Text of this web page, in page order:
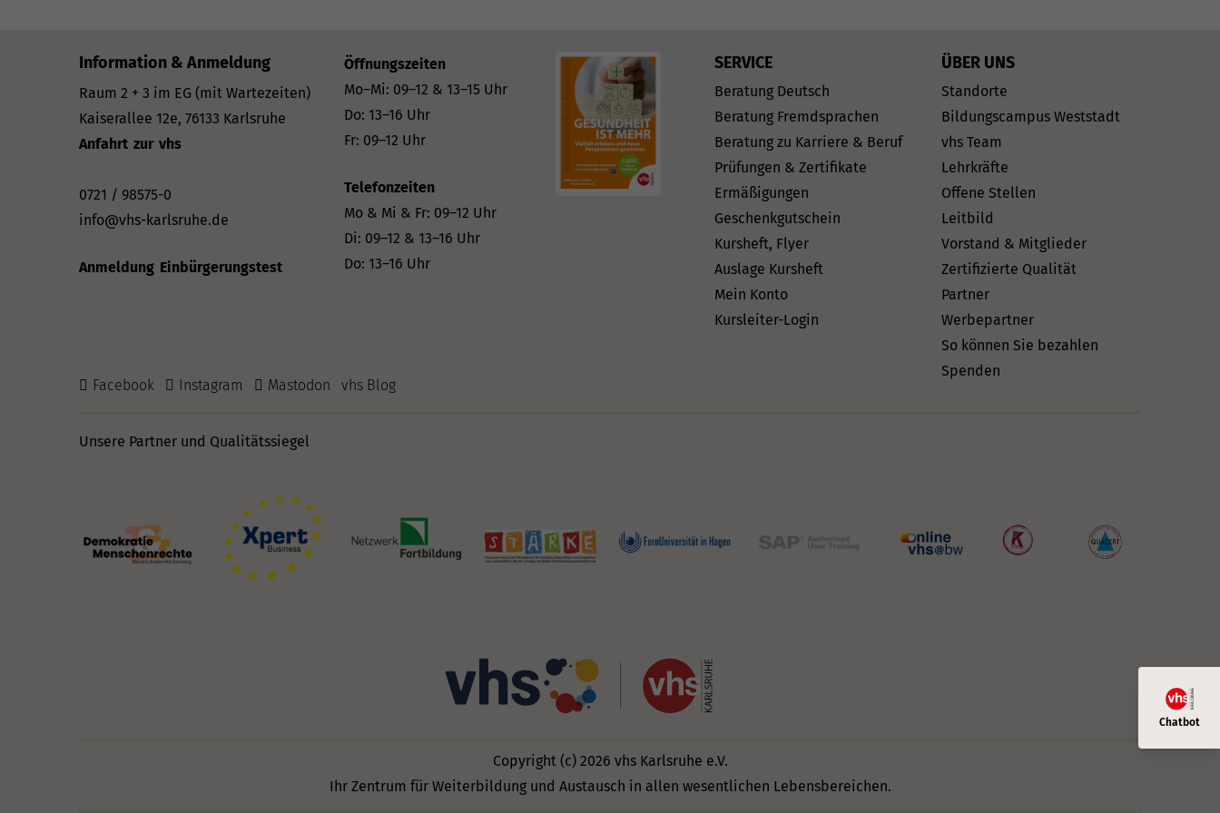
Information & Anmeldung
Raum 2 + 3 im EG (mit Wartezeiten)
Kaiserallee 12e, 76133 Karlsruhe
Anfahrt zur vhs
0721 / 98575-0
info@vhs-karlsruhe.de
Anmeldung Einbürgerungstest
Öffnungszeiten
Mo–Mi: 09–12 & 13–15 Uhr
Do: 13–16 Uhr
Fr: 09–12 Uhr
Telefonzeiten
Mo & Mi & Fr: 09–12 Uhr
Di: 09–12 & 13–16 Uhr
Do: 13–16 Uhr
Facebook Instagram Mastodon vhs Blog
SERVICE
Beratung Deutsch
Beratung Fremdsprachen
Beratung zu Karriere & Beruf
Prüfungen & Zertifikate
Ermäßigungen
Geschenkgutschein
Kursheft, Flyer
Auslage Kursheft
Mein Konto
Kursleiter-Login
ÜBER UNS
Standorte
Bildungscampus Weststadt
vhs Team
Lehrkräfte
Offene Stellen
Leitbild
Vorstand & Mitglieder
Zertifizierte Qualität
Partner
Werbepartner
So können Sie bezahlen
Spenden
Unsere Partner und Qualitätssiegel
Copyright (c) 2026 vhs Karlsruhe e.V.
Ihr Zentrum für Weiterbildung und Austausch in allen wesentlichen Lebensbereichen.